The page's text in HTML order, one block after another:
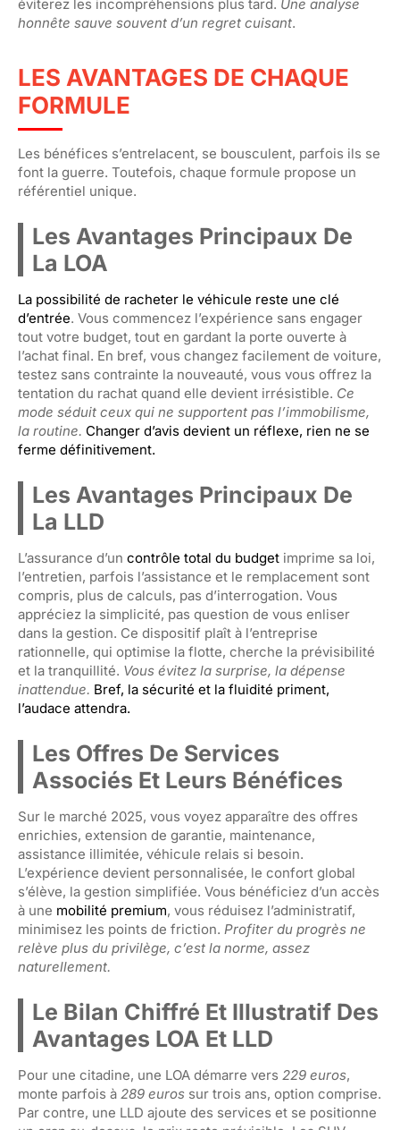
éviterez les incompréhensions plus tard. Une analyse
honnête sauve souvent d’un regret cuisant.
LES AVANTAGES DE CHAQUE
FORMULE
Les bénéfices s’entrelacent, se bousculent, parfois ils se
font la guerre. Toutefois, chaque formule propose un
référentiel unique.
Les Avantages Principaux De
La LOA
La possibilité de racheter le véhicule reste une clé
d’entrée. Vous commencez l’expérience sans engager
tout votre budget, tout en gardant la porte ouverte à
l’achat final. En bref, vous changez facilement de voiture,
testez sans contrainte la nouveauté, vous vous offrez la
tentation du rachat quand elle devient irrésistible. Ce
mode séduit ceux qui ne supportent pas l’immobilisme,
la routine. Changer d’avis devient un réflexe, rien ne se
ferme définitivement.
Les Avantages Principaux De
La LLD
L’assurance d’un contrôle total du budget imprime sa loi,
l’entretien, parfois l’assistance et le remplacement sont
compris, plus de calculs, pas d’interrogation. Vous
appréciez la simplicité, pas question de vous enliser
dans la gestion. Ce dispositif plaît à l’entreprise
rationnelle, qui optimise la flotte, cherche la prévisibilité
et la tranquillité. Vous évitez la surprise, la dépense
inattendue. Bref, la sécurité et la fluidité priment,
l’audace attendra.
Les Offres De Services
Associés Et Leurs Bénéfices
Sur le marché 2025, vous voyez apparaître des offres
enrichies, extension de garantie, maintenance,
assistance illimitée, véhicule relais si besoin.
L’expérience devient personnalisée, le confort global
s’élève, la gestion simplifiée. Vous bénéficiez d’un accès
à une mobilité premium, vous réduisez l’administratif,
minimisez les points de friction. Profiter du progrès ne
relève plus du privilège, c’est la norme, assez
naturellement.
Le Bilan Chiffré Et Illustratif Des
Avantages LOA Et LLD
Pour une citadine, une LOA démarre vers 229 euros,
monte parfois à 289 euros sur trois ans, option comprise.
Par contre, une LLD ajoute des services et se positionne